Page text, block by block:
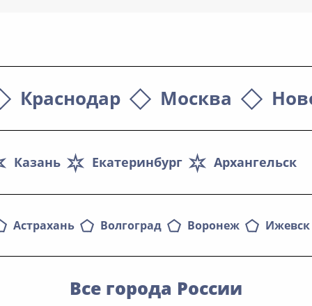
Краснодар Москва
Архангельск
Екатеринбург
Казань
Астрахань Волгоград Воронеж Ижевск
Все города России